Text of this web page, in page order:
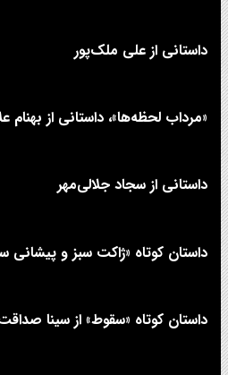
داستانی از علی‌ ملک‌پور
«مرداب لحظه‌ها»، داستانی از بهنام
داستانی از سجاد جلالی‌مهر
داستان کوتاه «ژاکت سبز و
داستان کوتاه «سقوط» از سینا